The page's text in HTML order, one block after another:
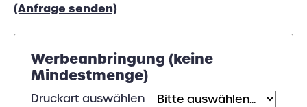
(Anfrage senden)
Werbeanbringung (keine
Mindestmenge)
Druckart auswählen